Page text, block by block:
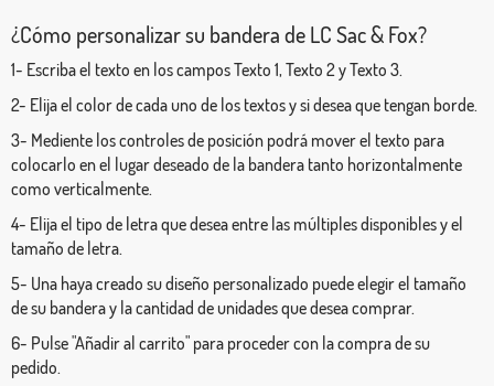
¿Cómo personalizar su bandera de LC Sac & Fox?
1- Escriba el texto en los campos Texto 1, Texto 2 y Texto 3.
2- Elija el color de cada uno de los textos y si desea que tengan borde.
3- Mediente los controles de posición podrá mover el texto para
colocarlo en el lugar deseado de la bandera tanto horizontalmente
como verticalmente.
4- Elija el tipo de letra que desea entre las múltiples disponibles y el
tamaño de letra.
5- Una haya creado su diseño personalizado puede elegir el tamaño
de su bandera y la cantidad de unidades que desea comprar.
6- Pulse "Añadir al carrito" para proceder con la compra de su
pedido.